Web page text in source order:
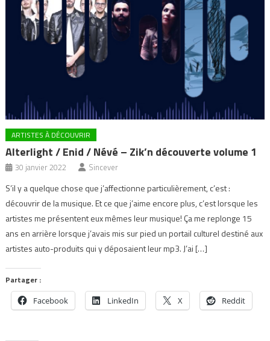
ARTISTES À DÉCOUVRIR
Alterlight / Enid / Névé – Zik’n découverte volume 1
30 janvier 2022 Sincever
S’il y a quelque chose que j’affectionne particulièrement, c’est :
découvrir de la musique. Et ce que j’aime encore plus, c’est lorsque les
artistes me présentent eux mêmes leur musique! Ça me replonge 15
ans en arrière lorsque j’avais mis sur pied un portail culturel destiné aux
artistes auto-produits qui y déposaient leur mp3. J’ai […]
Partager :
Facebook LinkedIn X Reddit